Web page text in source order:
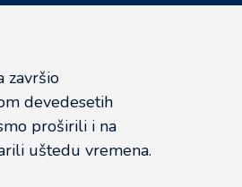
završio
devedesetih
proširili i na
uštedu vremena.